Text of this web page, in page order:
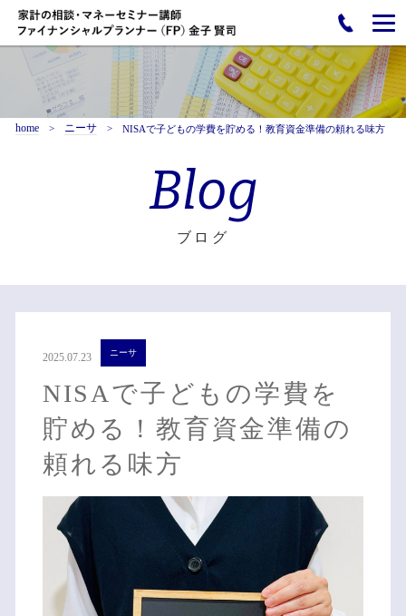
home ニーサ NISAで子どもの学費を貯める！教育資金準備の頼れる味方
Blog
ブログ
2025.07.23 ニーサ
NISAで子どもの学費を
貯める！教育資金準備の
頼れる味方